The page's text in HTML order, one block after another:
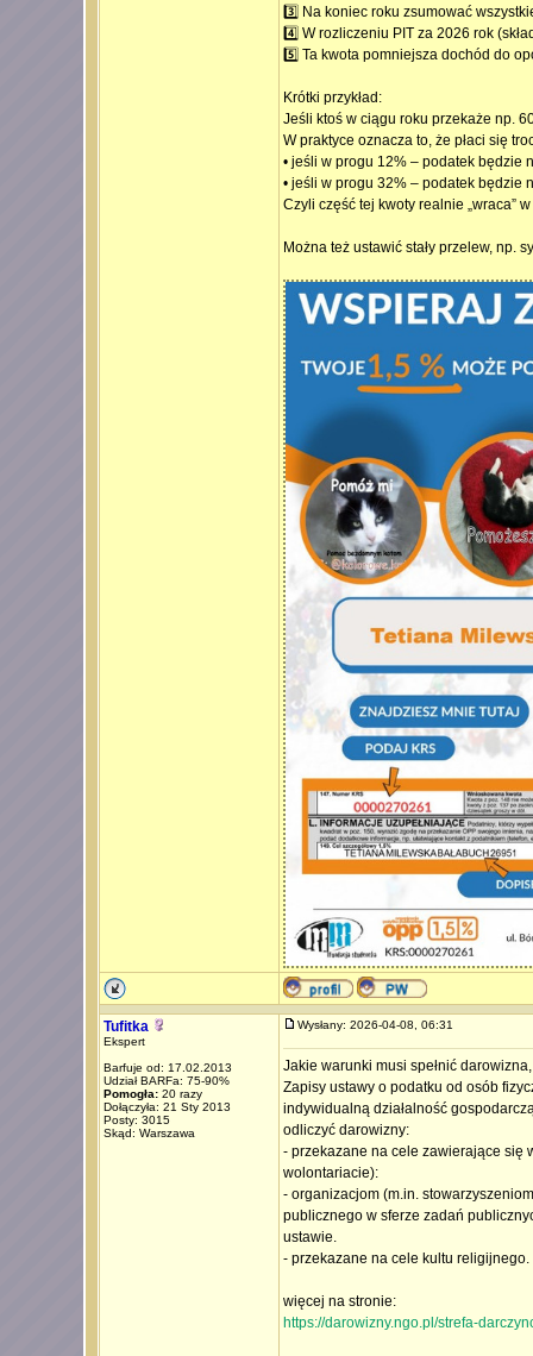
3️⃣ Na koniec roku zsumować
4️⃣ W rozliczeniu PIT za 2026 rok
5️⃣ Ta kwota pomniejsza dochód do
Krótki przykład:
Jeśli ktoś w ciągu roku przekaże np.
W praktyce oznacza to, że płaci się
• jeśli w progu 12% – podatek będzie
• jeśli w progu 32% – podatek będzie
Czyli część tej kwoty realnie „wraca”
Można też ustawić stały przelew, np.
Tufitka
Ekspert
Barfuje od: 17.02.2013
Udział BARFa: 75-90%
Pomogła:20 razy
Dołączyła: 21 Sty 2013
Posty: 3015
Skąd: Warszawa
Wysłany: 2026-04-08, 06:31
Jakie warunki musi spełnić
Zapisy ustawy o podatku od osób
indywidualną działalność
odliczyć darowizny:
- przekazane na cele zawierające się
wolontariacie):
- organizacjom (m.in.
publicznego w sferze zadań
ustawie.
- przekazane na cele kultu religijnego.
więcej na stronie:
https://darowizny.ngo.pl/strefa-